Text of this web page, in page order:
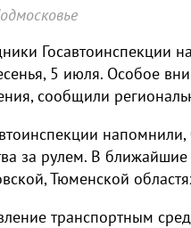
Госавтоинспекции
5 июля. Особое
сообщили
за рулем. В
Тюменской
транспортным